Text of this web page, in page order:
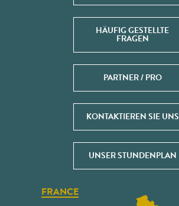
HÄUFIG GESTELLTE
FRAGEN
PARTNER / PRO
KONTAKTIEREN SIE UNS
UNSER STUNDENPLAN
FRANCE